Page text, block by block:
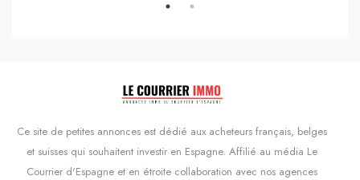
Ce site de petites annonces est dédié aux acheteurs français, belges
et suisses qui souhaitent investir en Espagne. Affilié au média Le
Courrier d'Espagne et en étroite collaboration avec nos agences